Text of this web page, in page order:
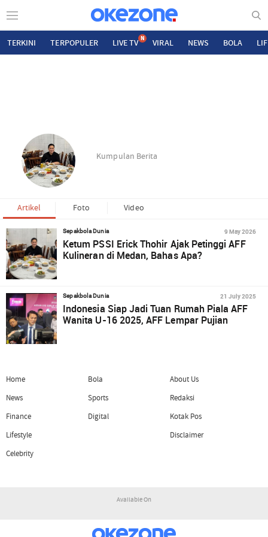
TERKINI TERPOPULER LIVE TV N VIRAL NEWS BOLA
Kumpulan Berita
Artikel Foto Video
Sepakbola Dunia 9 May 2026
Ketum PSSI Erick Thohir Ajak Petinggi AFF
Kulineran di Medan, Bahas Apa?
Sepakbola Dunia 21 July 2025
Indonesia Siap Jadi Tuan Rumah Piala AFF
Wanita U-16 2025, AFF Lempar Pujian
Home
News
Finance
Lifestyle
Celebrity
Bola
Sports
Digital
About Us
Redaksi
Kotak Pos
Disclaimer
Available On